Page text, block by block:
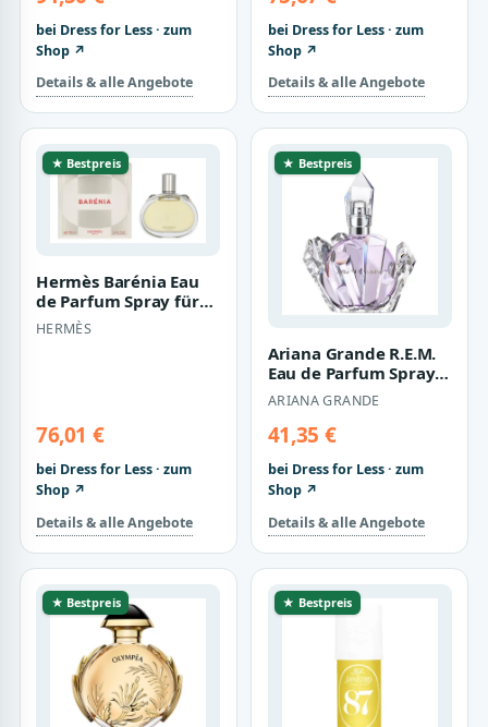
bei Dress for Less · zum
Shop ↗
Details & alle Angebote
bei Dress for Less · zum
Shop ↗
Details & alle Angebote
★ Bestpreis
Hermès Barénia Eau
de Parfum Spray für
Damen - 60ml
HERMÈS
76,01 €
bei Dress for Less · zum
Shop ↗
Details & alle Angebote
★ Bestpreis
Ariana Grande R.E.M.
Eau de Parfum Spray
für Damen - 50ml
ARIANA GRANDE
41,35 €
bei Dress for Less · zum
Shop ↗
Details & alle Angebote
★ Bestpreis ★ Bestpreis